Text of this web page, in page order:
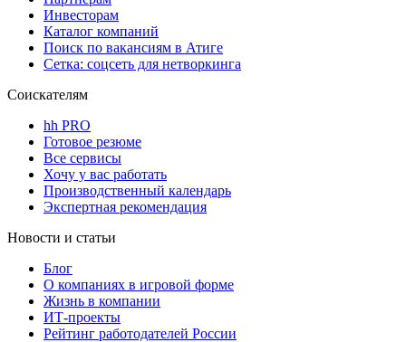
Инвесторам
Каталог компаний
Поиск по вакансиям в Атиге
Сетка: соцсеть для нетворкинга
Соискателям
hh PRO
Готовое резюме
Все сервисы
Хочу у вас работать
Производственный календарь
Экспертная рекомендация
Новости и статьи
Блог
О компаниях в игровой форме
Жизнь в компании
ИТ-проекты
Рейтинг работодателей России